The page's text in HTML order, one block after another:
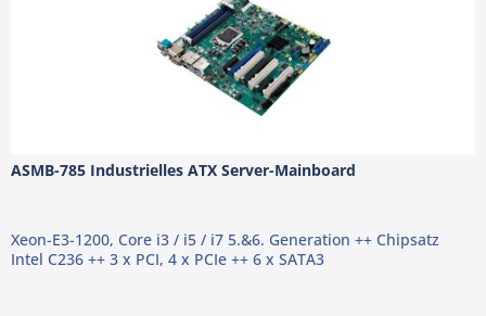
ASMB-785 Industrielles ATX Server-Mainboard
Xeon-E3-1200, Core i3 / i5 / i7 5.&6. Generation ++ Chipsatz
Intel C236 ++ 3 x PCI, 4 x PCIe ++ 6 x SATA3